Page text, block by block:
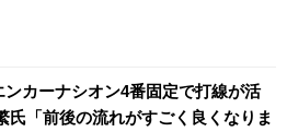
ンカーナシオン4番固定で打線が活
「前後の流れがすごく良くなりま